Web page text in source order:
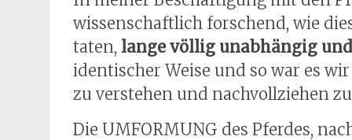
wissenschaftlich forschend, wie
taten, lange völlig unabhängig
identischer Weise und so war es
zu verstehen und nachvollziehen
Die UMFORMUNG des Pferdes,